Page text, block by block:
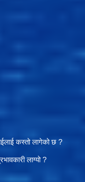
कस्तो लागेको छ ?
लाग्यो ?